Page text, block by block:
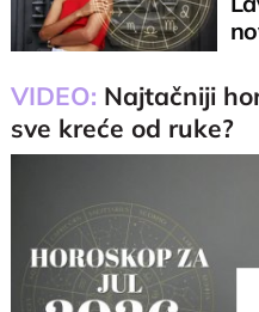
VIDEO: Najtačniji
sve kreće od ruke?